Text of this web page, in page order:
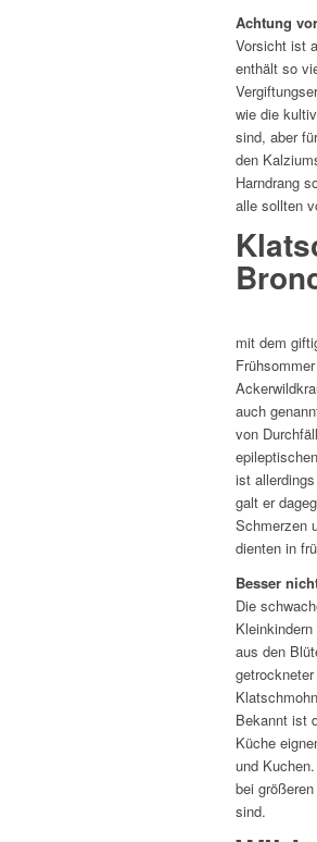
Achtung
Vorsicht ist
enthält so
wie die
sind, aber
den
Harndrang
alle sollten
mit dem
auch
von
ist
galt er
Schmerzen
dienten in
Besser
Die
aus den
Bekannt ist
Küche
und
bei
sind.